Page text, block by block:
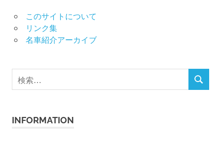
このサイトについて
リンク集
名車紹介アーカイブ
検
索
検
INFORMATION